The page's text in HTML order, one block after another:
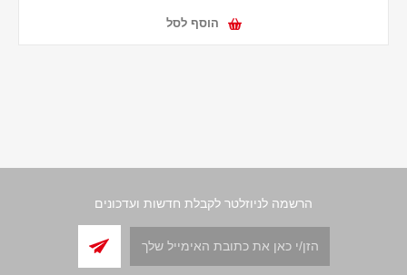
הוסף לסל
הרשמה לניוזלטר לקבלת חדשות ועדכונים